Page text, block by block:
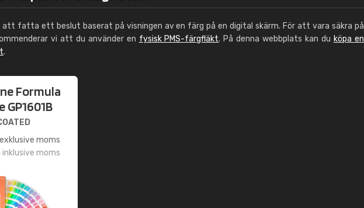
att fatta ett beslut baserat på visningen av en färg på en digital skärm. För att vara säkra på
vi att du använder en fysisk PMS-färgfläkt. På denna webbplats kan du köpa en
.
Formula
GP1601B
exklusive moms
inklusive moms